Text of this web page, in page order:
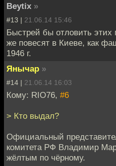
Beytix »
#13 | 21.06.14 15:46
Быстрей бы отловить этих
же повесят в Киеве, как
1946 г.
Янычар »
#14 | 21.06.14 16:03
Кому: RIO76, #6
> Кто выдал?
Официальный
комитета РФ Владимир
жёлтым по чёрному.